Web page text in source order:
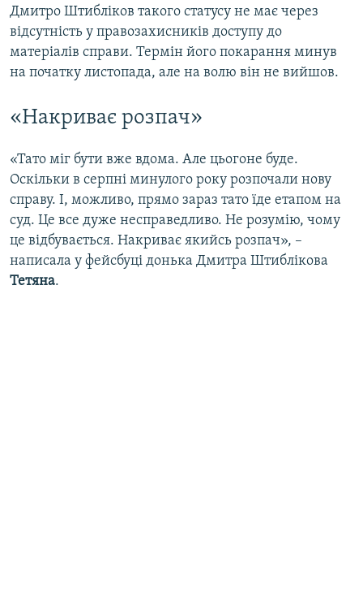
Дмитро Штибліков такого статусу не має через
відсутність у правозахисників доступу до
матеріалів справи. Термін його покарання минув
на початку листопада, але на волю він не вийшов.
«Накриває розпач»
«Тато міг бути вже вдома. Але цьогоне буде.
Оскільки в серпні минулого року розпочали нову
справу. І, можливо, прямо зараз тато їде етапом на
суд. Це все дуже несправедливо. Не розумію, чому
це відбувається. Накриває якийсь розпач», –
написала у фейсбуці донька Дмитра Штиблікова
Тетяна.